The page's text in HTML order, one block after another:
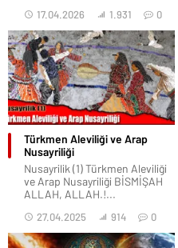
17.04.2026 1.931 0
Türkmen Aleviliği ve Arap
Nusayriliği
Nusayrilik (1) Türkmen Aleviliği
ve Arap Nusayriliği BİSMİŞAH
ALLAH, ALLAH.!...
27.04.2025 914 0